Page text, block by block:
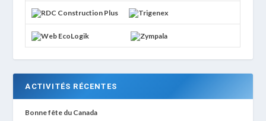
ACTIVITÉS RÉCENTES
Bonne fête du Canada